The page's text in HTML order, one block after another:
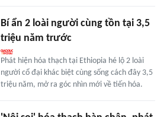
Bí ẩn 2 loài người cùng tồn tại 3,5
triệu năm trước
Phát hiện hóa thạch tại Ethiopia hé lộ 2 loài
người cổ đại khác biệt cùng sống cách đây 3,5
triệu năm, mở ra góc nhìn mới về tiến hóa.